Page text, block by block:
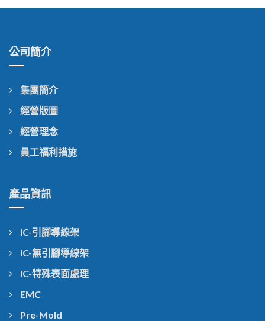
公司簡介
集團簡介
經營版圖
經營理念
員工福利措施
產品資訊
IC-引腳導線架
IC-無引腳導線架
IC-特殊表面處理
EMC
Pre-Mold